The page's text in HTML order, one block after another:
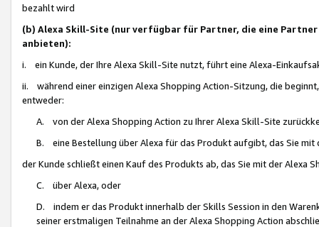
bezahlt wird
(b) Alexa Skill-Site (nur verfügbar für Partner, die eine
anbieten):
i. ein Kunde, der Ihre Alexa Skill-Site nutzt, führt eine Alexa-
ii. während einer einzigen Alexa Shopping Action-Sitzung, die
entweder:
A. von der Alexa Shopping Action zu Ihrer Alexa Skill-Site
B. eine Bestellung über Alexa für das Produkt aufgibt, das Sie mit
der Kunde schließt einen Kauf des Produkts ab, das Sie mit der Alexa
C. über Alexa, oder
D. indem er das Produkt innerhalb der Skills Session in den
seiner erstmaligen Teilnahme an der Alexa Shopping Action